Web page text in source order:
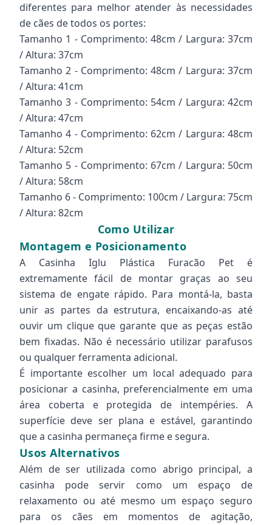
diferentes para melhor atender às necessidades
de cães de todos os portes:
Tamanho 1 - Comprimento: 48cm / Largura: 37cm
/ Altura: 37cm
Tamanho 2 - Comprimento: 48cm / Largura: 37cm
/ Altura: 41cm
Tamanho 3 - Comprimento: 54cm / Largura: 42cm
/ Altura: 47cm
Tamanho 4 - Comprimento: 62cm / Largura: 48cm
/ Altura: 52cm
Tamanho 5 - Comprimento: 67cm / Largura: 50cm
/ Altura: 58cm
Tamanho 6 - Comprimento: 100cm / Largura: 75cm
/ Altura: 82cm
Como Utilizar
Montagem e Posicionamento
A Casinha Iglu Plástica Furacão Pet é
extremamente fácil de montar graças ao seu
sistema de engate rápido. Para montá-la, basta
unir as partes da estrutura, encaixando-as até
ouvir um clique que garante que as peças estão
bem fixadas. Não é necessário utilizar parafusos
ou qualquer ferramenta adicional.
É importante escolher um local adequado para
posicionar a casinha, preferencialmente em uma
área coberta e protegida de intempéries. A
superfície deve ser plana e estável, garantindo
que a casinha permaneça firme e segura.
Usos Alternativos
Além de ser utilizada como abrigo principal, a
casinha pode servir como um espaço de
relaxamento ou até mesmo um espaço seguro
para os cães em momentos de agitação,